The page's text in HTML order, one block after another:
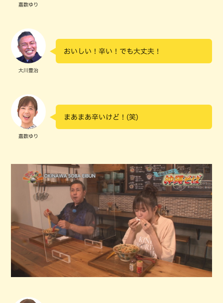
嘉数ゆり
大川豊治
おいしい！辛い！でも大丈夫！
嘉数ゆり
まあまあ辛いけど！(笑)